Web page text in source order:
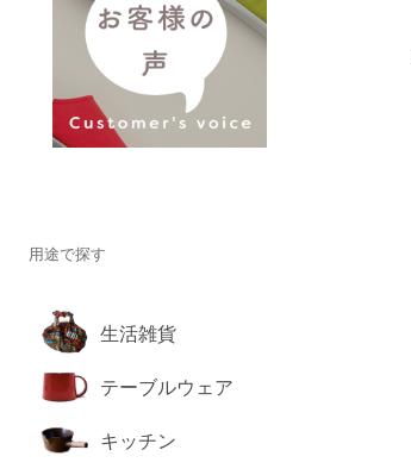
用途で探す
生活雑貨
テーブルウェア
キッチン